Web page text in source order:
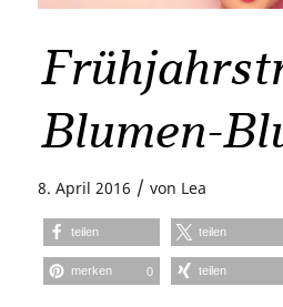
Blumen-
8. April 2016 / von Lea
teilen teilen
merken 0 teilen